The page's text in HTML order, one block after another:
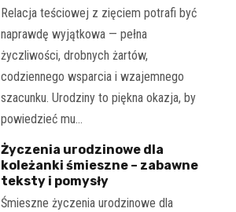
Relacja teściowej z zięciem potrafi być
naprawdę wyjątkowa — pełna
życzliwości, drobnych żartów,
codziennego wsparcia i wzajemnego
szacunku. Urodziny to piękna okazja, by
powiedzieć mu…
Życzenia urodzinowe dla
koleżanki śmieszne – zabawne
teksty i pomysły
Śmieszne życzenia urodzinowe dla